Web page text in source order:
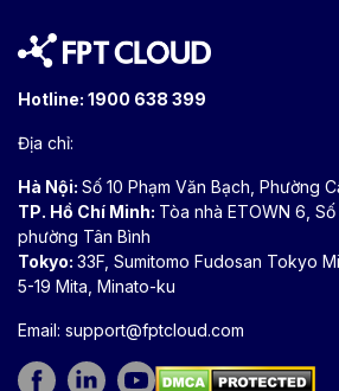
Hotline: 1900 638 399
Địa chỉ:
Hà Nội: Số 10 Phạm Văn Bạch, Phường
TP. Hồ Chí Minh: Tòa nhà ETOWN 6,
phường Tân Bình
Tokyo: 33F, Sumitomo Fudosan Tokyo
5-19 Mita, Minato-ku
Email: support@fptcloud.com